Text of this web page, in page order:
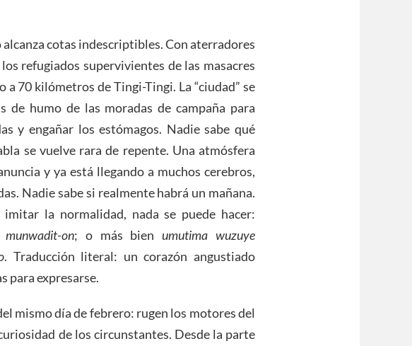
cotas indescriptibles. Con aterradores
refugiados supervivientes de las masacres
a 70 kilómetros de Tingi-Tingi. La “ciudad” se
de humo de las moradas de campaña para
y engañar los estómagos. Nadie sabe qué
se vuelve rara de repente. Una atmósfera
y ya está llegando a muchos cerebros,
Nadie sabe si realmente habrá un mañana.
la normalidad, nada se puede hacer:
on; o más bienumutima wuzuye
. Traducción literal: un corazón angustiado
para expresarse.
mismo día de febrero: rugen los motores del
de los circunstantes. Desde la parte